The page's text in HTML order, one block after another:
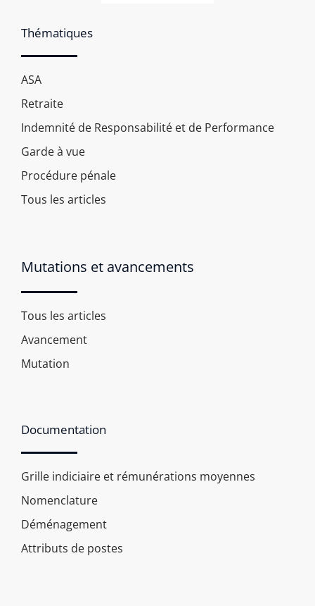
Thématiques
ASA
Retraite
Indemnité de Responsabilité et de Performance
Garde à vue
Procédure pénale
Tous les articles
Mutations et avancements
Tous les articles
Avancement
Mutation
Documentation
Grille indiciaire et rémunérations moyennes
Nomenclature
Déménagement
Attributs de postes